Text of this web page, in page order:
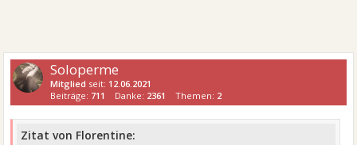
Soloperme
Mitglied seit: 12.06.2021
Beiträge: 711 Danke: 2361 Themen: 2
Zitat von Florentine: